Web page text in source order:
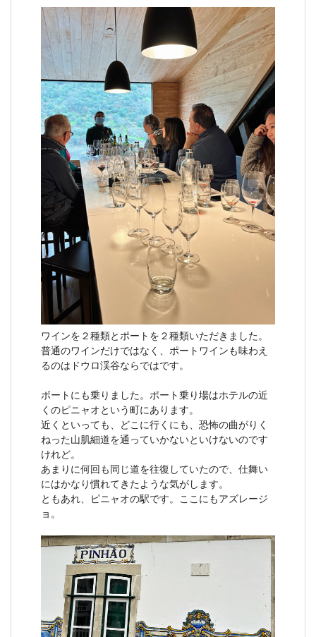
ワインを２種類とポートを２種類いただきました。
普通のワインだけではなく、ポートワインも味わえ
るのはドウロ渓谷ならではです。
ボートにも乗りました。ポート乗り場はホテルの近
くのピニャオという町にあります。
近くといっても、どこに行くにも、恐怖の曲がりく
ねった山肌細道を通っていかないといけないのです
けれど。
あまりに何回も同じ道を往復していたので、仕舞い
にはかなり慣れてきたような気がします。
ともあれ、ピニャオの駅です。ここにもアズレージ
ョ。